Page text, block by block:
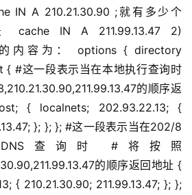
IN A 210.21.30.90 ;就有多少个
IN A 211.99.13.47 2)
内容为： options { directory
{ #这一段表示当在本地执行查询时
的顺序返
{ localnets; 202.93.22.13; {
}; }; }; #这一段表示当在202/8
查询时 #将按照
的顺序返回地址 {
{ 210.21.30.90; 211.99.13.47; }; };